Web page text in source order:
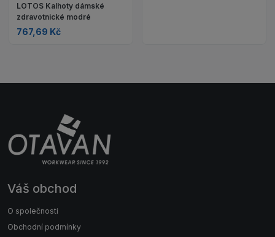
LOTOS Kalhoty dámské
zdravotnické modré
767,69 Kč
Váš obchod
O společnosti
Obchodní podmínky